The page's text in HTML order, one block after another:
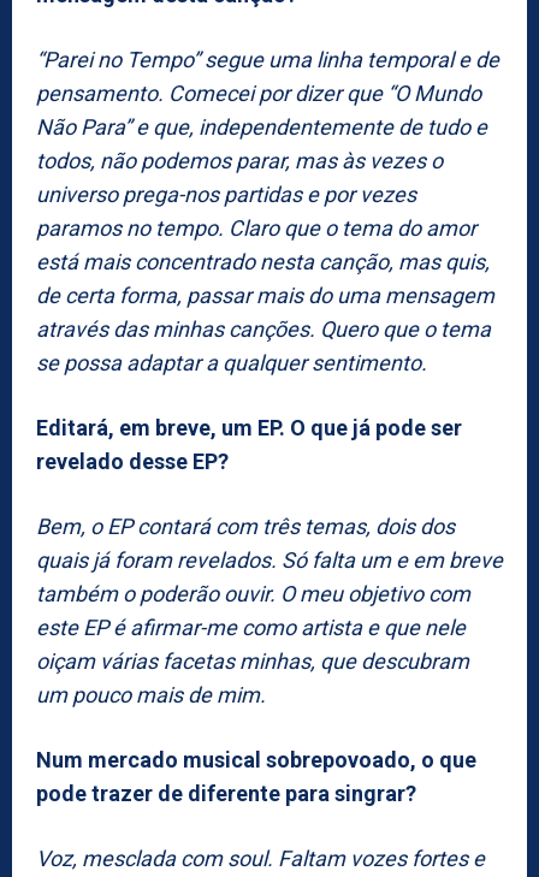
“Parei no Tempo” segue uma linha temporal e de
pensamento. Comecei por dizer que “O Mundo
Não Para” e que, independentemente de tudo e
todos, não podemos parar, mas às vezes o
universo prega-nos partidas e por vezes
paramos no tempo. Claro que o tema do amor
está mais concentrado nesta canção, mas quis,
de certa forma, passar mais do uma mensagem
através das minhas canções. Quero que o tema
se possa adaptar a qualquer sentimento.
Editará, em breve, um EP. O que já pode ser
revelado desse EP?
Bem, o EP contará com três temas, dois dos
quais já foram revelados. Só falta um e em breve
também o poderão ouvir. O meu objetivo com
este EP é afirmar-me como artista e que nele
oiçam várias facetas minhas, que descubram
um pouco mais de mim.
Num mercado musical sobrepovoado, o que
pode trazer de diferente para singrar?
Voz, mesclada com soul. Faltam vozes fortes e